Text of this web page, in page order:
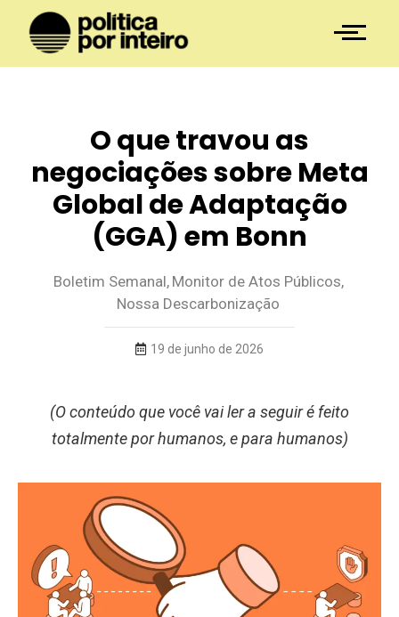
O que travou as
negociações sobre Meta
Global de Adaptação
(GGA) em Bonn
Boletim Semanal, Monitor de Atos Públicos,
Nossa Descarbonização
19 de junho de 2026
(O conteúdo que você vai ler a seguir é feito
totalmente por humanos, e para humanos)